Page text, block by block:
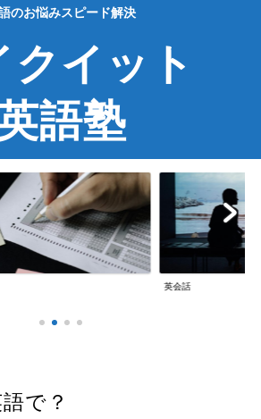
のお悩みスピード解決
クイット
語塾
英会話
で？